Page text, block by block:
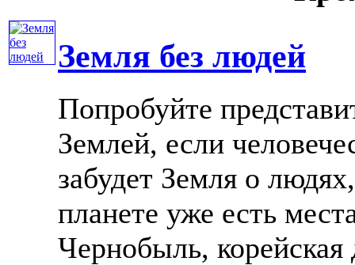
Земля без людей
Попробуйте
Землей, если
забудет Земля о
планете уже есть
Чернобыль, корейская